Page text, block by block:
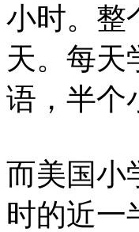
小时。整
天。每天
语，半个
而美国小
时的近一